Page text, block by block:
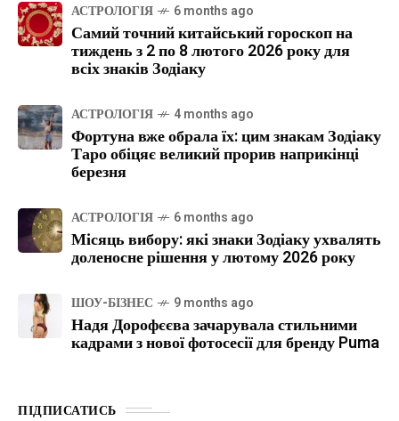
АСТРОЛОГІЯ 6 months ago
Самий точний китайський гороскоп на
тиждень з 2 по 8 лютого 2026 року для
всіх знаків Зодіаку
АСТРОЛОГІЯ 4 months ago
Фортуна вже обрала їх: цим знакам Зодіаку
Таро обіцяє великий прорив наприкінці
березня
АСТРОЛОГІЯ 6 months ago
Місяць вибору: які знаки Зодіаку ухвалять
доленосне рішення у лютому 2026 року
ШОУ-БІЗНЕС 9 months ago
Надя Дорофєєва зачарувала стильними
кадрами з нової фотосесії для бренду Puma
ПІДПИСАТИСЬ